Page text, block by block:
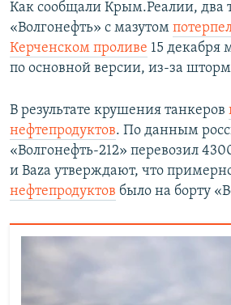
Как сообщали Крым.Реалии, два
«Волгонефть» с мазутом
Керченском проливе 15 декабря
по основной версии, из-за
В результате крушения танкеров
нефтепродуктов. По данным
«Волгонефть-212» перевозил
и Baza утверждают, что
нефтепродуктов было на борту